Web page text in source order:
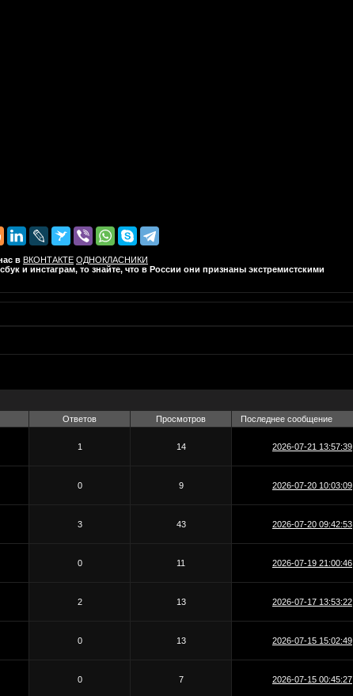
в ВКОНТАКТЕ ОДНОКЛАСНИКИ
и инстаграм, то знайте, что в России они признаны экстремистскими
Ответов Просмотров Последнее сообщение
1
14 2026-07-21 13:57:39
0
9 2026-07-20 10:03:09
3
43 2026-07-20 09:42:53
0
11 2026-07-19 21:00:46
2
13 2026-07-17 13:53:22
0
13 2026-07-15 15:02:49
0
7 2026-07-15 00:45:27